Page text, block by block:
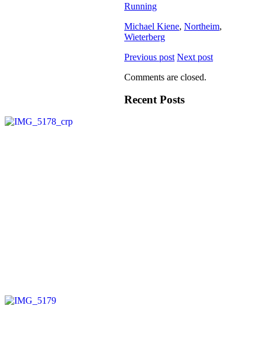
Running
Michael Kiene, Northeim,
Wieterberg
Previous post Next post
Comments are closed.
Recent Posts